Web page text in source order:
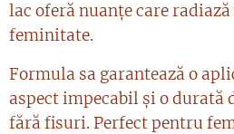
lac oferă nuanțe care
feminitate.
Formula sa garantează o
aspect impecabil și o durată
fără fisuri. Perfect pentru